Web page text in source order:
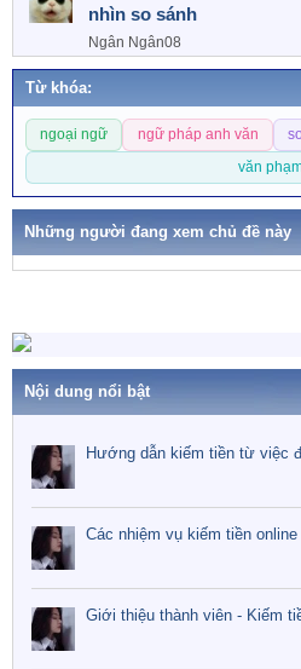
nhìn so sánh
Ngân Ngân08
Từ khóa:
h
ngoại ngữ ngữ pháp anh văn
văn
Những người đang xem chủ đề này
Nội dung nổi bật
Hướng dẫn kiếm tiền từ việc
Các nhiệm vụ kiếm tiền
Giới thiệu thành viên - Kiếm